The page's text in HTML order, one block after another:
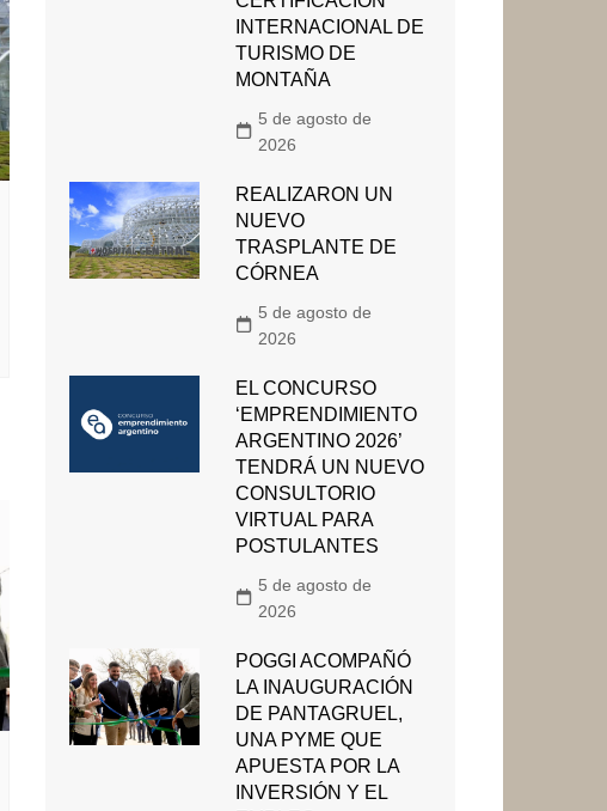
INTERNACIONAL DE
TURISMO DE
MONTAÑA
5 de agosto de
2026
REALIZARON UN
NUEVO
TRASPLANTE DE
CÓRNEA
5 de agosto de
2026
EL CONCURSO
‘EMPRENDIMIENTO
ARGENTINO 2026’
TENDRÁ UN NUEVO
CONSULTORIO
VIRTUAL PARA
POSTULANTES
5 de agosto de
2026
POGGI ACOMPAÑÓ
LA INAUGURACIÓN
DE PANTAGRUEL,
UNA PYME QUE
APUESTA POR LA
INVERSIÓN Y EL